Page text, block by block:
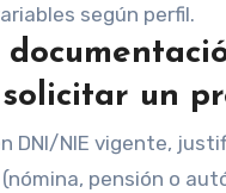
según perfil.
un
DNI/NIE vigente,
pensión o